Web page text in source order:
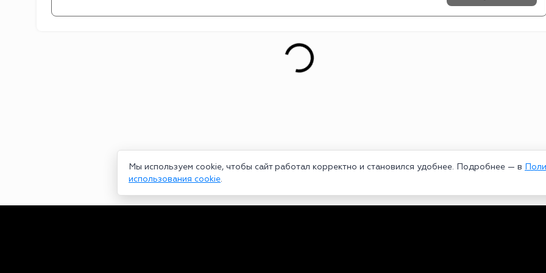
Мы используем cookie, чтобы сайт работал корректно и становился удобнее. Подробнее — в
использования cookie.